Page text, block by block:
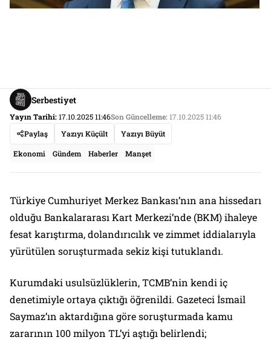
Serbestiyet
Yayın Tarihi:17.10.2025 11:46Son Güncelleme:17.10.2025 11:46
Paylaş
Yazıyı Küçült Yazıyı Büyüt
Ekonomi Gündem Haberler Manşet
Türkiye Cumhuriyet Merkez Bankası’nın ana hissedarı
olduğu Bankalararası Kart Merkezi’nde (BKM) ihaleye
fesat karıştırma, dolandırıcılık ve zimmet iddialarıyla
yürütülen soruşturmada sekiz kişi tutuklandı.
Kurumdaki usulsüzlüklerin, TCMB’nin kendi iç
denetimiyle ortaya çıktığı öğrenildi. Gazeteci İsmail
Saymaz’ın aktardığına göre soruşturmada kamu
zararının 100 milyon TL’yi aştığı belirlendi;